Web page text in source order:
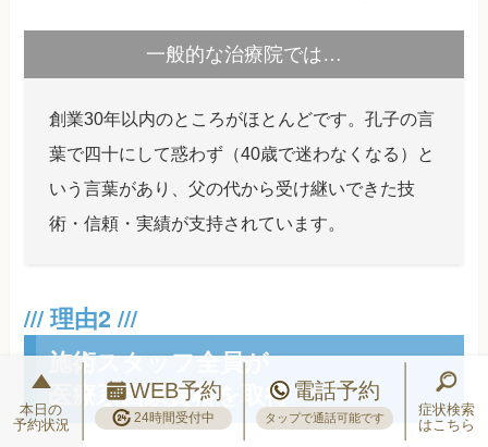
一般的な治療院では…
創業30年以内のところがほとんどです。孔子の言
葉で四十にして惑わず（40歳で迷わなくなる）と
いう言葉があり、父の代から受け継いできた技
術・信頼・実績が支持されています。
施術スタッフ全員が
医療系国家資格を取得
本日の
予約状況
WEB予約
24時間受付中
電話予約
タップで通話可能です
症状検索
はこちら